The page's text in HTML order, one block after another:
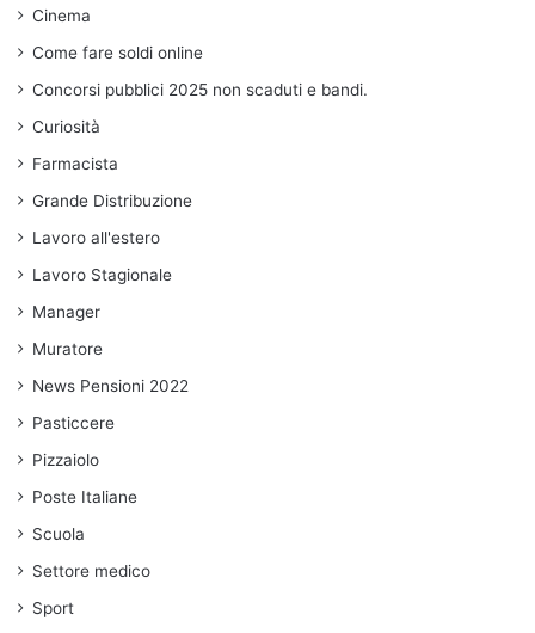
Cinema
Come fare soldi online
Concorsi pubblici 2025 non scaduti e bandi.
Curiosità
Farmacista
Grande Distribuzione
Lavoro all'estero
Lavoro Stagionale
Manager
Muratore
News Pensioni 2022
Pasticcere
Pizzaiolo
Poste Italiane
Scuola
Settore medico
Sport